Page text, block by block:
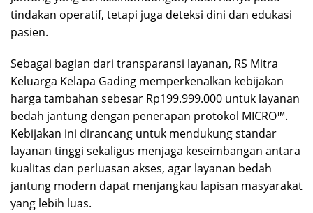
tindakan operatif, tetapi juga deteksi dini dan edukasi
pasien.
Sebagai bagian dari transparansi layanan, RS Mitra
Keluarga Kelapa Gading memperkenalkan kebijakan
harga tambahan sebesar Rp199.999.000 untuk layanan
bedah jantung dengan penerapan protokol MICRO™.
Kebijakan ini dirancang untuk mendukung standar
layanan tinggi sekaligus menjaga keseimbangan antara
kualitas dan perluasan akses, agar layanan bedah
jantung modern dapat menjangkau lapisan masyarakat
yang lebih luas.